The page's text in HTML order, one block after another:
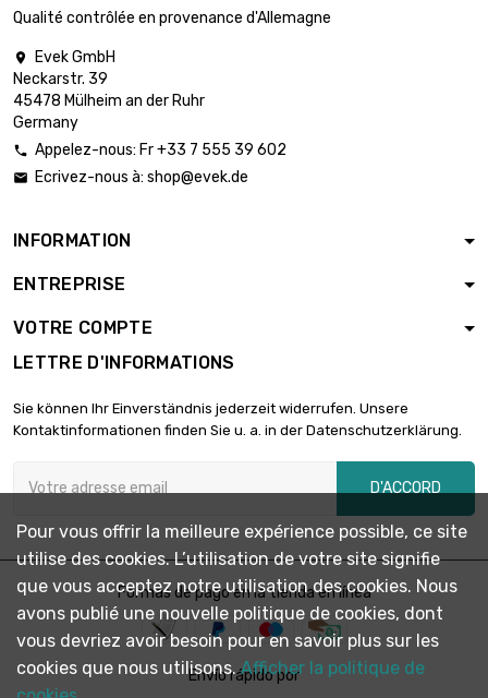
longueur : 1 Meter
diamètre : 0.2mm
longueur : 2 Meter
longueur : 5 Meter
diamètre : 0.2mm
5,95 €
longueur : 25 Meter

longueur : 50 Meter
diamètre : 0.2mm
11,12 € 
longueur : 100 Meter
Qualité contrôlée en provenance d'Allemagne

Evek GmbH
Neckarstr. 39
45478 Mülheim an der Ruhr
Germany
 Appelez-nous: Fr +33 7 555 39 602
 Ecrivez-nous à: shop@evek.de
INFORMATION
ENTREPRISE
VOTRE COMPTE
LETTRE D'INFORMATIONS
Sie können Ihr Einverständnis jederzeit widerrufen. Unsere
Kontaktinformationen finden Sie u. a. in der Datenschutzerklärung.
D'ACCORD
Formas de pago en la tienda en línea
Envío rápido por
Pour vous offrir la meilleure expérience possible, ce site
utilise des cookies. L’utilisation de votre site signifie
que vous acceptez notre utilisation des cookies. Nous
avons publié une nouvelle politique de cookies, dont
vous devriez avoir besoin pour en savoir plus sur les
cookies que nous utilisons.Afficher la politique de